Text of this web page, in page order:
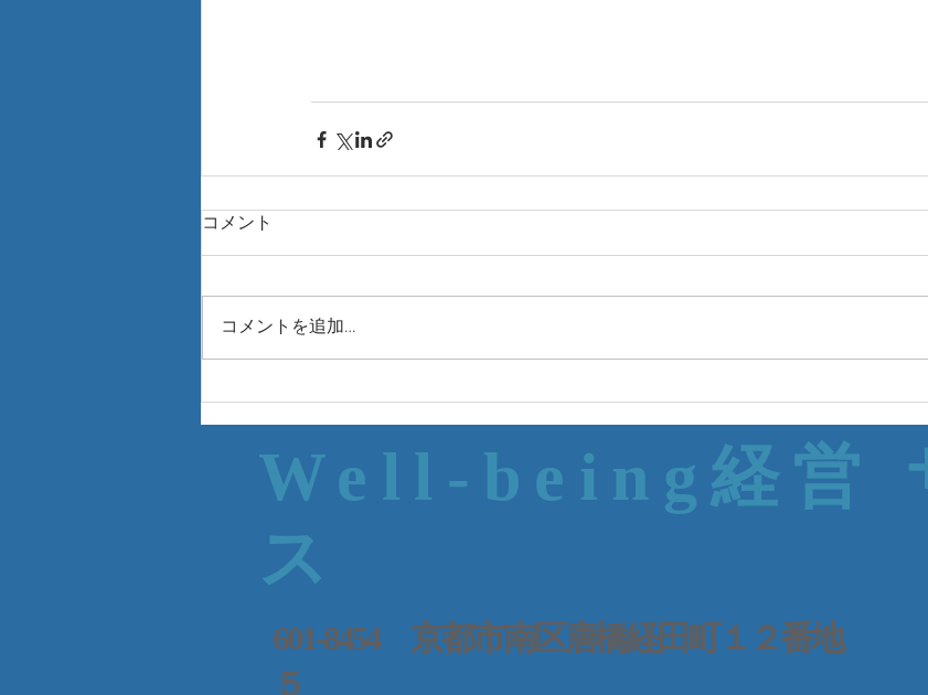
コメント
コメントを追加…
Well-being経営
ス
601-8454 京都市南区唐橋経田町１２番地
５